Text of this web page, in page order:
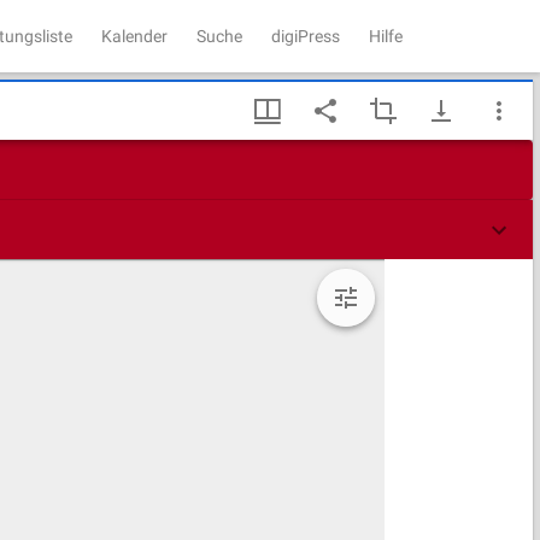
Kalender Suche digiPress Hilfe